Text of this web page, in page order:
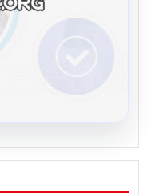
Seviyeli